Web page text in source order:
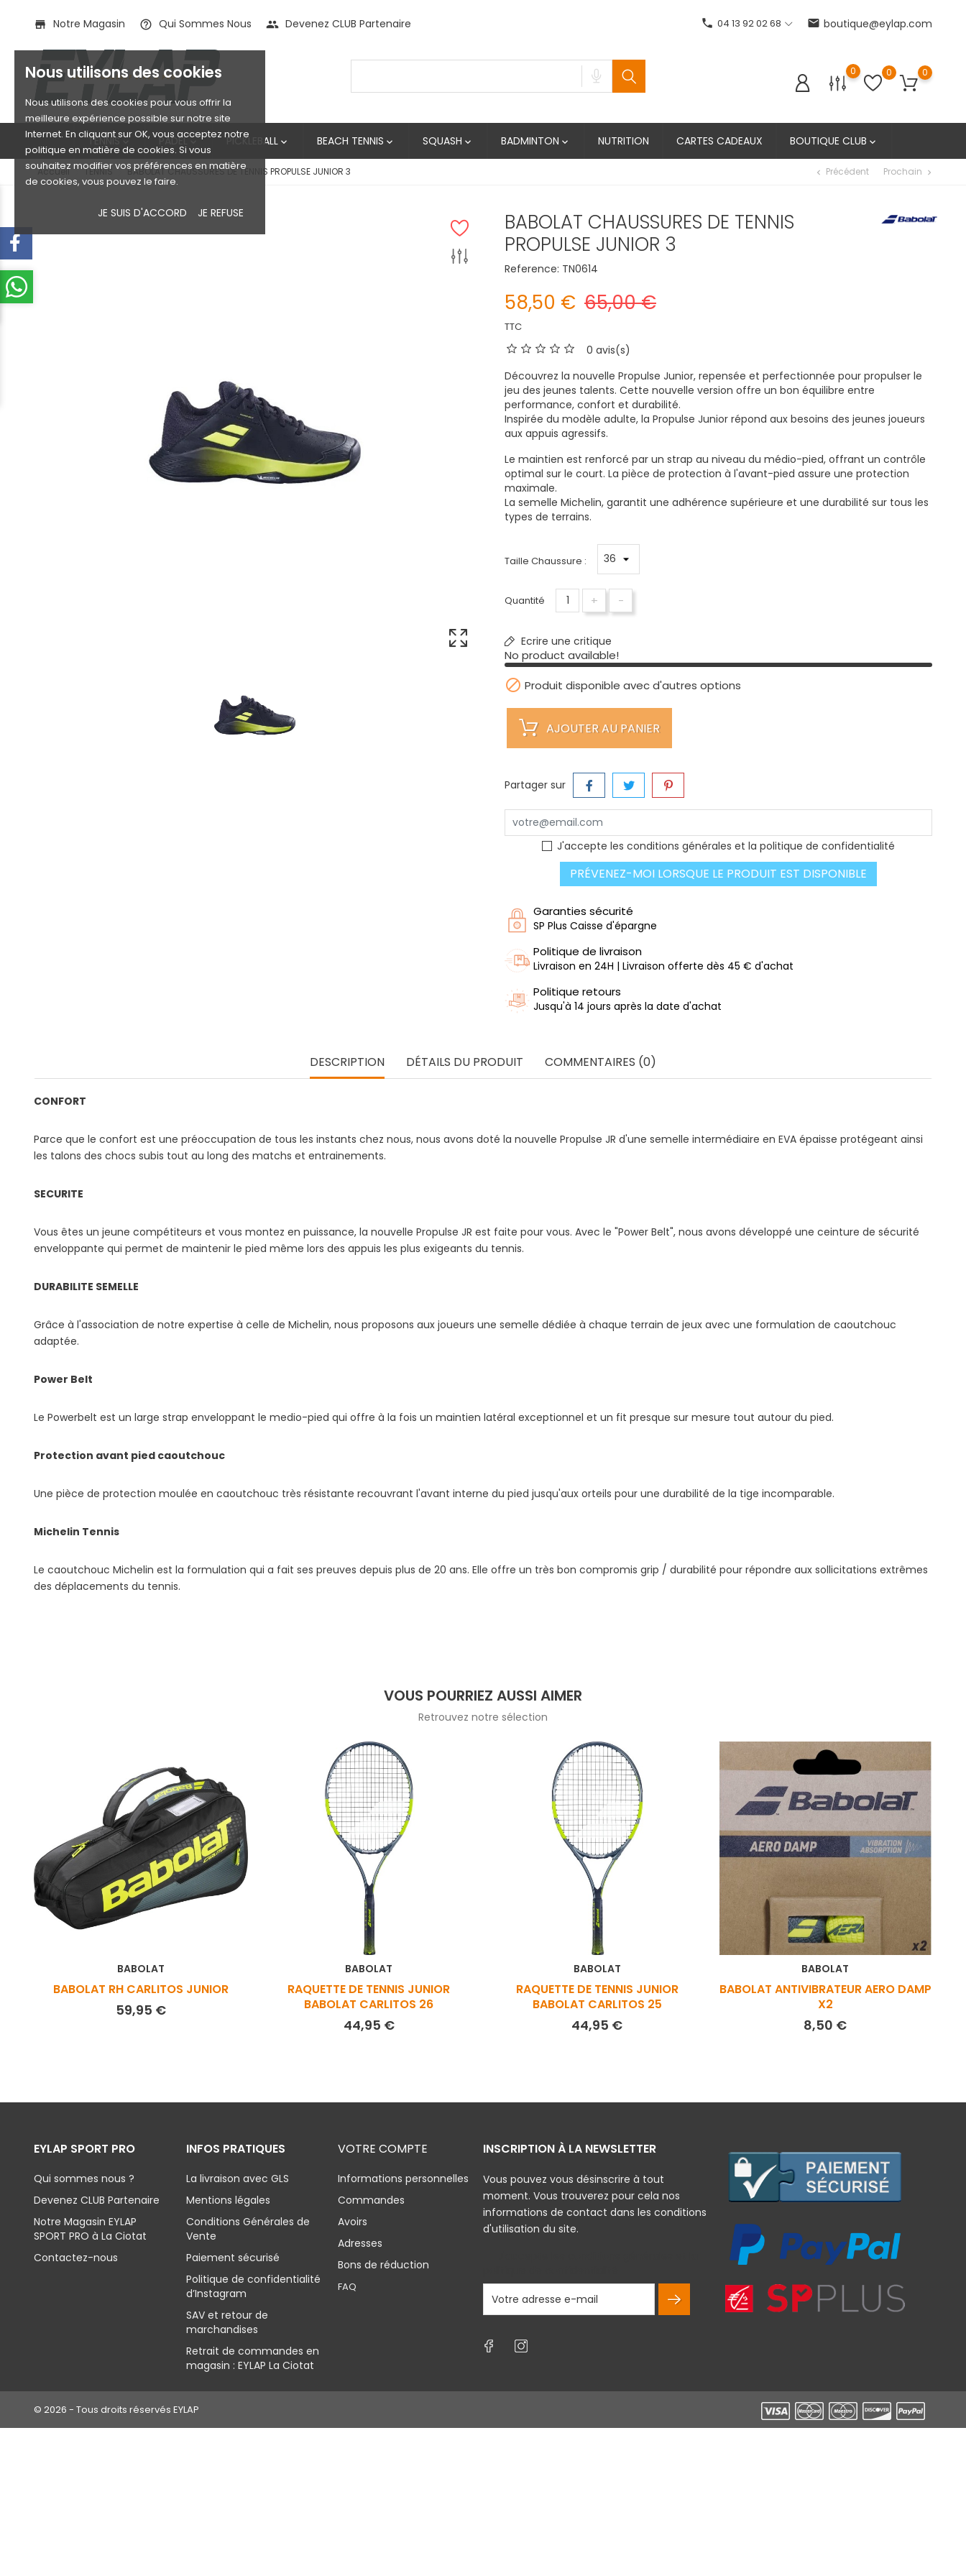
Nous utilisons des cookies
Nous utilisons des cookies pour vous offrir la
meilleure expérience possible sur notre site
Internet. En cliquant sur OK, vous acceptez notre
politique en matière de cookies. Si vous
souhaitez modifier vos préférences en matière
de cookies, vous pouvez le faire.
JE SUIS D'ACCORD JE REFUSE
store Notre Magasin help_outline Qui Sommes Nous people Devenez CLUB Partenaire phone 04 13 92 02 68 email boutique@eylap.com
0 0 0
TENNIS PADEL PICKLEBALL  BEACH TENNIS  SQUASH  BADMINTON  NUTRITION CARTES CADEAUX BOUTIQUE CLUB 
Accueil TENNIS BABOLAT CHAUSSURES DE TENNIS PROPULSE JUNIOR 3 chevron_left Précédent Prochain chevron_right
BABOLAT CHAUSSURES DE TENNIS
PROPULSE JUNIOR 3
Reference: TN0614
58,50 € 65,00 €
TTC
0 avis(s)
Découvrez la nouvelle Propulse Junior, repensée et perfectionnée pour propulser le
jeu des jeunes talents. Cette nouvelle version offre un bon équilibre entre
performance, confort et durabilité.
Inspirée du modèle adulte, la Propulse Junior répond aux besoins des jeunes joueurs
aux appuis agressifs.
Le maintien est renforcé par un strap au niveau du médio-pied, offrant un contrôle
optimal sur le court. La pièce de protection à l'avant-pied assure une protection
maximale.
La semelle Michelin, garantit une adhérence supérieure et une durabilité sur tous les
types de terrains.
Taille Chaussure :
Quantité + -
Ecrire une critique
No product available!
 Produit disponible avec d'autres options
AJOUTER AU PANIER
Partager sur
J'accepte les conditions générales et la politique de confidentialité
PRÉVENEZ-MOI LORSQUE LE PRODUIT EST DISPONIBLE
Garanties sécurité
SP Plus Caisse d'épargne
Politique de livraison
Livraison en 24H | Livraison offerte dès 45 € d'achat
Politique retours
Jusqu'à 14 jours après la date d'achat
DESCRIPTION DÉTAILS DU PRODUIT COMMENTAIRES (0)
CONFORT
Parce que le confort est une préoccupation de tous les instants chez nous, nous avons doté la nouvelle Propulse JR d'une semelle intermédiaire en EVA épaisse protégeant ainsi
les talons des chocs subis tout au long des matchs et entrainements.
SECURITE
Vous êtes un jeune compétiteurs et vous montez en puissance, la nouvelle Propulse JR est faite pour vous. Avec le "Power Belt", nous avons développé une ceinture de sécurité
enveloppante qui permet de maintenir le pied même lors des appuis les plus exigeants du tennis.
DURABILITE SEMELLE
Grâce à l'association de notre expertise à celle de Michelin, nous proposons aux joueurs une semelle dédiée à chaque terrain de jeux avec une formulation de caoutchouc
adaptée.
Power Belt
Le Powerbelt est un large strap enveloppant le medio-pied qui offre à la fois un maintien latéral exceptionnel et un fit presque sur mesure tout autour du pied.
Protection avant pied caoutchouc
Une pièce de protection moulée en caoutchouc très résistante recouvrant l'avant interne du pied jusqu'aux orteils pour une durabilité de la tige incomparable.
Michelin Tennis
Le caoutchouc Michelin est la formulation qui a fait ses preuves depuis plus de 20 ans. Elle offre un très bon compromis grip / durabilité pour répondre aux sollicitations extrêmes
des déplacements du tennis.
VOUS POURRIEZ AUSSI AIMER
Retrouvez notre sélection
BABOLAT
BABOLAT RH CARLITOS JUNIOR
59,95 €Prix
BABOLAT
RAQUETTE DE TENNIS JUNIOR
BABOLAT CARLITOS 26
44,95 €Prix
BABOLAT
RAQUETTE DE TENNIS JUNIOR
BABOLAT CARLITOS 25
44,95 €Prix
BABOLAT
BABOLAT ANTIVIBRATEUR AERO DAMP
X2
8,50 €Prix
EYLAP SPORT PRO
Qui sommes nous ?
Devenez CLUB Partenaire
Notre Magasin EYLAP
SPORT PRO à La Ciotat
Contactez-nous
INFOS PRATIQUES
La livraison avec GLS
Mentions légales
Conditions Générales de
Vente
Paiement sécurisé
Politique de confidentialité
d’Instagram
SAV et retour de
marchandises
Retrait de commandes en
magasin : EYLAP La Ciotat
VOTRE COMPTE
Informations personnelles
Commandes
Avoirs
Adresses
Bons de réduction
FAQ
INSCRIPTION À LA NEWSLETTER
Vous pouvez vous désinscrire à tout
moment. Vous trouverez pour cela nos
informations de contact dans les conditions
d'utilisation du site.
© 2026 - Tous droits réservés EYLAP